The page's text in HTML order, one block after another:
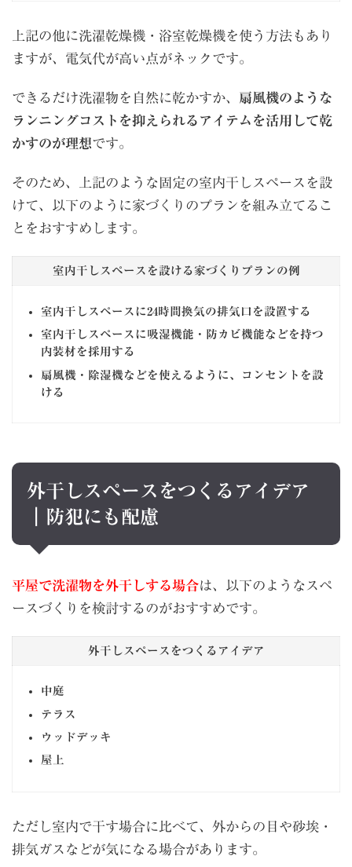
上記の他に洗濯乾燥機・浴室乾燥機を使う方法もあり
ますが、電気代が高い点がネックです。
できるだけ洗濯物を自然に乾かすか、 扇風機のような
ランニングコストを抑えられるアイテムを活用して乾
かすのが理想です。
そのため、上記のような固定の室内干しスペースを設
けて、以下のように家づくりのプランを組み立てるこ
とをおすすめします。
室内干しスペースを設ける家づくりプランの例
室内干しスペースに24時間換気の排気口を設置する
室内干しスペースに吸湿機能・防カビ機能などを持つ
内装材を採用する
扇風機・除湿機などを使えるように、コンセントを設
ける
外干しスペースをつくるアイデア
｜防犯にも配慮
平屋で洗濯物を外干しする場合は、以下のようなスペ
ースづくりを検討するのがおすすめです。
外干しスペースをつくるアイデア
中庭
テラス
ウッドデッキ
屋上
ただし室内で干す場合に比べて、外からの目や砂埃・
排気ガスなどが気になる場合があります。